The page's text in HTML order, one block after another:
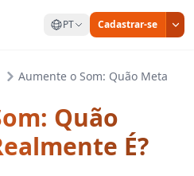
PT Cadastrar-se
Aumente o Som: Quão Metal
Quão
É?